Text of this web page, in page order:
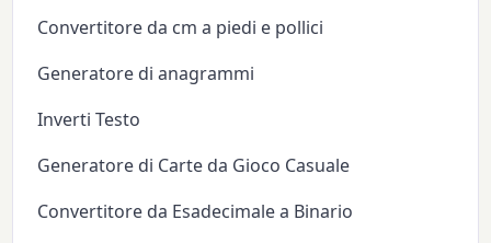
Convertitore da cm a piedi e pollici
Generatore di anagrammi
Inverti Testo
Generatore di Carte da Gioco Casuale
Convertitore da Esadecimale a Binario